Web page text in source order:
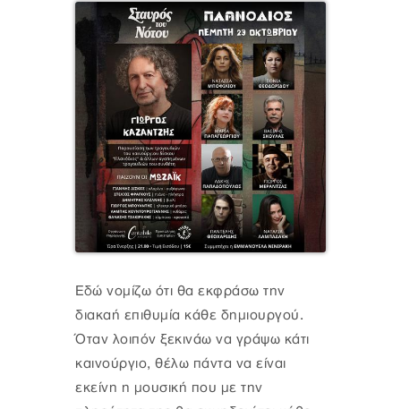
Εδώ νομίζω ότι θα εκφράσω την
διακαή επιθυμία κάθε δημιουργού.
Όταν λοιπόν ξεκινάω να γράψω κάτι
καινούργιο, θέλω πάντα να είναι
εκείνη η μουσική που με την